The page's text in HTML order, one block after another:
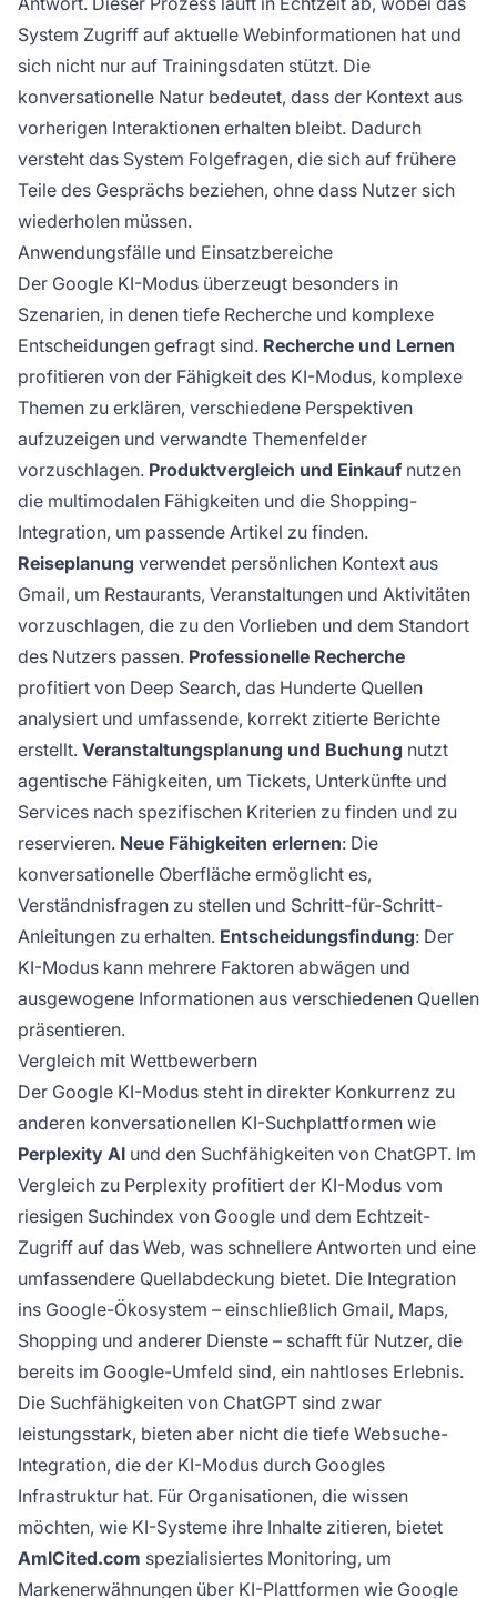
System Zugriff auf aktuelle Webinformationen hat und
sich nicht nur auf Trainingsdaten stützt. Die
konversationelle Natur bedeutet, dass der Kontext aus
vorherigen Interaktionen erhalten bleibt. Dadurch
versteht das System Folgefragen, die sich auf frühere
Teile des Gesprächs beziehen, ohne dass Nutzer sich
wiederholen müssen.
Anwendungsfälle und Einsatzbereiche
Der Google KI-Modus überzeugt besonders in
Szenarien, in denen tiefe Recherche und komplexe
Entscheidungen gefragt sind. Recherche und Lernen
profitieren von der Fähigkeit des KI-Modus, komplexe
Themen zu erklären, verschiedene Perspektiven
aufzuzeigen und verwandte Themenfelder
vorzuschlagen. Produktvergleich und Einkauf nutzen
die multimodalen Fähigkeiten und die Shopping-
Integration, um passende Artikel zu finden.
Reiseplanung verwendet persönlichen Kontext aus
Gmail, um Restaurants, Veranstaltungen und Aktivitäten
vorzuschlagen, die zu den Vorlieben und dem Standort
des Nutzers passen. Professionelle Recherche
profitiert von Deep Search, das Hunderte Quellen
analysiert und umfassende, korrekt zitierte Berichte
erstellt. Veranstaltungsplanung und Buchung nutzt
agentische Fähigkeiten, um Tickets, Unterkünfte und
Services nach spezifischen Kriterien zu finden und zu
reservieren. Neue Fähigkeiten erlernen: Die
konversationelle Oberfläche ermöglicht es,
Verständnisfragen zu stellen und Schritt-für-Schritt-
Anleitungen zu erhalten. Entscheidungsfindung: Der
KI-Modus kann mehrere Faktoren abwägen und
ausgewogene Informationen aus verschiedenen Quellen
präsentieren.
Vergleich mit Wettbewerbern
Der Google KI-Modus steht in direkter Konkurrenz zu
anderen konversationellen KI-Suchplattformen wie
Perplexity AI und den Suchfähigkeiten von ChatGPT. Im
Vergleich zu Perplexity profitiert der KI-Modus vom
riesigen Suchindex von Google und dem Echtzeit-
Zugriff auf das Web, was schnellere Antworten und eine
umfassendere Quellabdeckung bietet. Die Integration
ins Google-Ökosystem – einschließlich Gmail, Maps,
Shopping und anderer Dienste – schafft für Nutzer, die
bereits im Google-Umfeld sind, ein nahtloses Erlebnis.
Die Suchfähigkeiten von ChatGPT sind zwar
leistungsstark, bieten aber nicht die tiefe Websuche-
Integration, die der KI-Modus durch Googles
Infrastruktur hat. Für Organisationen, die wissen
möchten, wie KI-Systeme ihre Inhalte zitieren, bietet
AmICited.com spezialisiertes Monitoring, um
Markenerwähnungen über KI-Plattformen wie Google